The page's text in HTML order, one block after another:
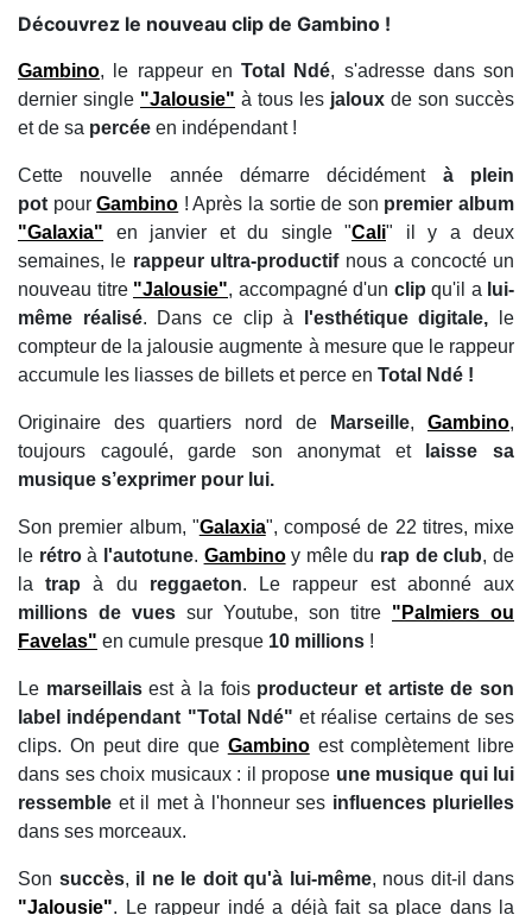
Découvrez le nouveau clip de Gambino !
Gambino, le rappeur en Total Ndé, s'adresse dans son
dernier single "Jalousie" à tous les jaloux de son succès
et de sa percée en indépendant !
Cette nouvelle année démarre décidément à plein
pot pourGambino ! Après la sortie de son premier album
"Galaxia" en janvier et du single "Cali" il y a deux
semaines, le rappeur ultra-productifnous a concocté un
nouveau titre "Jalousie", accompagné d'un clip qu'il a lui-
même réalisé. Dans ce clip à l'esthétique digitale, le
compteur de la jalousie augmente à mesure que le rappeur
accumule les liasses de billets et perce en Total Ndé !
Originaire des quartiers nord de Marseille, Gambino,
toujours cagoulé, garde son anonymat etlaisse sa
musique s’exprimer pour lui.
Son premier album, "Galaxia", composé de 22 titres, mixe
le rétroà l'autotune. Gambinoy mêle du rap de club, de
latrap à du reggaeton. Le rappeur est abonné aux
millions de vues sur Youtube, son titre "Palmiers ou
Favelas" en cumule presque 10 millions !
Le marseillaisest à la fois producteur et artiste de son
label indépendant "Total Ndé" et réalise certains de ses
clips. On peut dire que Gambinoest complètement libre
dans ses choix musicaux : il propose une musique qui lui
ressemble et il met à l'honneur ses influences plurielles
dans ses morceaux.
Son succès, il ne le doit qu'à lui-même, nous dit-il dans
"Jalousie". Le rappeur indé a déjà fait sa place dans la